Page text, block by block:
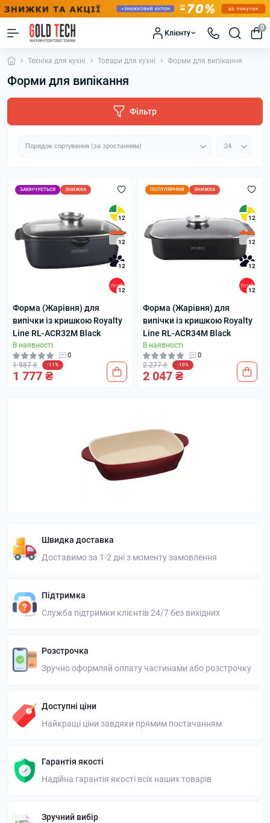
Клієнту
0
Техніка для кухні Товари для кухні Форми для випікання
Форми для випікання
Фільтр
ЗАКІНЧУЄТЬСЯ ЗНИЖКА
12
12
12
12
Форма (Жарівня) для
випічки із кришкою Royalty
Line RL-ACR32M Black
В наявності
0
1 987 ₴ -11%
1 777 ₴
ПОПУЛЯРНИЙ ЗНИЖКА
12
12
12
12
Форма (Жарівня) для
випічки із кришкою Royalty
Line RL-ACR34M Black
В наявності
0
2 277 ₴ -10%
2 047 ₴
Швидка доставка
Доставимо за 1-2 дні з моменту замовлення
Підтримка
Служба підтримки клієнтів 24/7 без вихідних
Розстрочка
Зручно оформляй оплату частинами або розстрочку
Доступні ціни
Найкращі ціни завдяки прямим постачанням
Гарантія якості
Надійна гарантія якості всіх наших товарів
Зручний вибір